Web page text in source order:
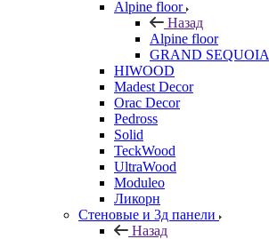
Alpine floor
Назад
Alpine floor
GRAND SEQUOIA
HIWOOD
Madest Decor
Orac Decor
Pedross
Solid
TeckWood
UltraWood
Moduleo
Ликорн
Стеновые и 3д панели
Назад